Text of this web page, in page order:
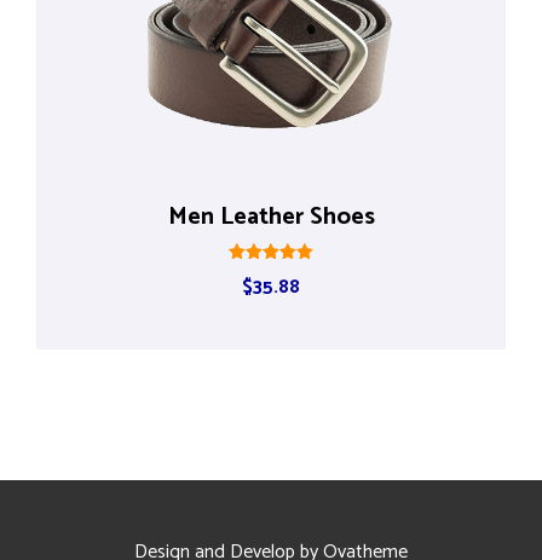
Men Leather Shoes
5.00
$35.88
Design and Develop by Ovatheme